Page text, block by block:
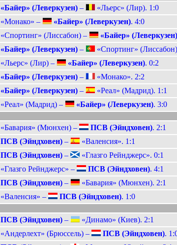
«Байер» (Леверкузен) – «Льерс» (Лир). 1:0
«Монако» – «Байер» (Леверкузен). 4:0
«Спортинг» (Лиссабон) – «Байер» (Леверкузен)
«Байер» (Леверкузен) – «Спортинг»
«Льерс» (Лир) – «Байер» (Леверкузен). 0:2
«Байер» (Леверкузен) – «Монако». 2:2
«Байер» (Леверкузен) – «Реал» (Мадрид). 1:1
«Реал» (Мадрид) – «Байер» (Леверкузен). 3:0
«Бавария» (Мюнхен) – ПСВ (Эйндховен). 2:1
ПСВ (Эйндховен) – «Валенсия». 1:1
ПСВ (Эйндховен) – «Глазго Рейнджерс». 0:1
«Глазго Рейнджерс» – ПСВ (Эйндховен). 4:1
ПСВ (Эйндховен) – «Бавария» (Мюнхен). 2:1
«Валенсия» – ПСВ (Эйндховен). 1:0
ПСВ (Эйндховен) – «Динамо» (Киев). 2:1
«Андерлехт» (Брюссель) – ПСВ (Эйндховен).